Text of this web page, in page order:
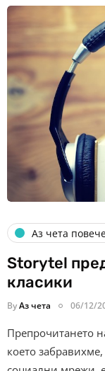
Аз чета
Storytel
класики
ByАз чета 06/12/
Препрочитането
което